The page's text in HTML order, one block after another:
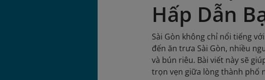
Hấp Dẫn
Sài Gòn không chỉ nổi tiếng
đến ăn trưa Sài Gòn, nhiều
và bún riêu. Bài viết này sẽ
trọn vẹn giữa lòng thành phố